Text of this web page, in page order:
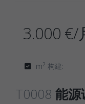
3.000 €/
m2 构建:
T0008 能源